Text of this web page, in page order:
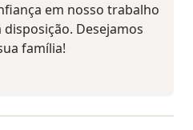
em nosso trabalho
Desejamos
família!